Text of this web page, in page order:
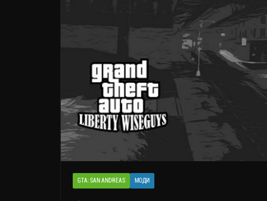
GTA: SAN ANDREAS МОДИ